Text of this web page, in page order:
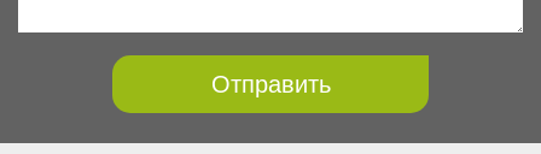
Отправить